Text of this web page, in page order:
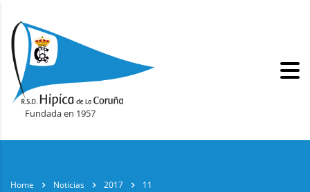
Fundada en 1957
Home Noticias 2017 11